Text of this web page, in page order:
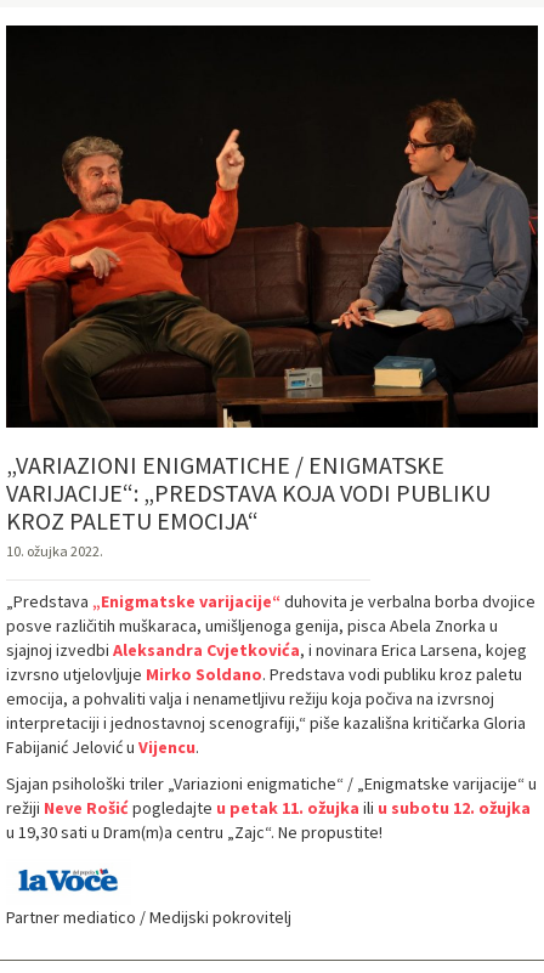
„VARIAZIONI ENIGMATICHE / ENIGMATSKE
VARIJACIJE“: „PREDSTAVA KOJA VODI PUBLIKU
KROZ PALETU EMOCIJA“
10. ožujka 2022.
„Predstava „Enigmatske varijacije“ duhovita je verbalna borba dvojice
posve različitih muškaraca, umišljenoga genija, pisca Abela Znorka u
sjajnoj izvedbi Aleksandra Cvjetkovića, i novinara Erica Larsena, kojeg
izvrsno utjelovljuje Mirko Soldano. Predstava vodi publiku kroz paletu
emocija, a pohvaliti valja i nenametljivu režiju koja počiva na izvrsnoj
interpretaciji i jednostavnoj scenografiji,“ piše kazališna kritičarka Gloria
Fabijanić Jelović u Vijencu.
Sjajan psihološki triler „Variazioni enigmatiche“ / „Enigmatske varijacije“ u
režiji Neve Rošićpogledajte u petak 11. ožujka ili u subotu 12. ožujka
u 19,30 sati u Dram(m)a centru „Zajc“. Ne propustite!
Partner mediatico / Medijski pokrovitelj